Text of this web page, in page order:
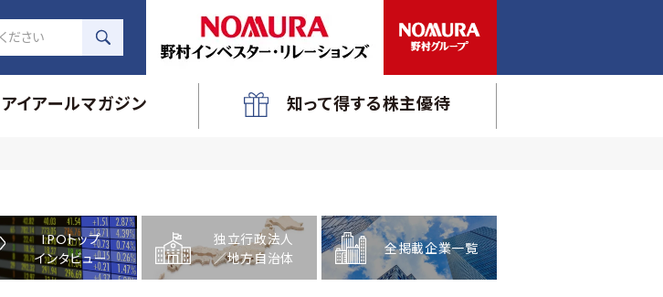
アイアールマガジン 知って得する株主優待
IPOトップ
インタビュー
独立行政法人
／地方自治体
全掲載企業一覧